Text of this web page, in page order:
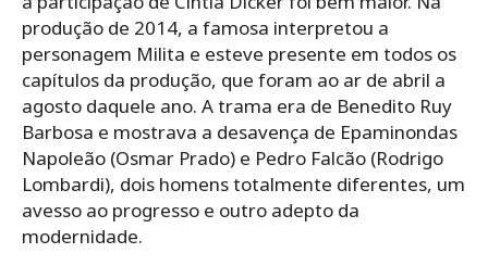
produção de 2014, a famosa interpretou a
personagem Milita e esteve presente em todos os
capítulos da produção, que foram ao ar de abril a
agosto daquele ano. A trama era de Benedito Ruy
Barbosa e mostrava a desavença de Epaminondas
Napoleão (Osmar Prado) e Pedro Falcão (Rodrigo
Lombardi), dois homens totalmente diferentes, um
avesso ao progresso e outro adepto da
modernidade.